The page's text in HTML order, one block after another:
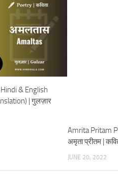
& English
| गुलज़ार
Amrita Pritam
अमृता प्रीतम |
JUNE 20, 2022